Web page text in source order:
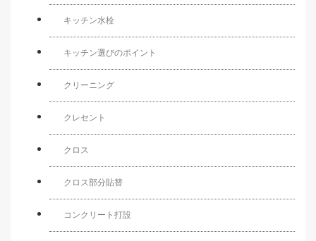
キッチン水栓
キッチン選びのポイント
クリーニング
クレセント
クロス
クロス部分貼替
コンクリート打設